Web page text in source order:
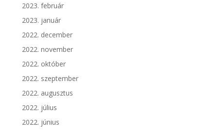
2023. február
2023. január
2022. december
2022. november
2022. október
2022. szeptember
2022. augusztus
2022. július
2022. június